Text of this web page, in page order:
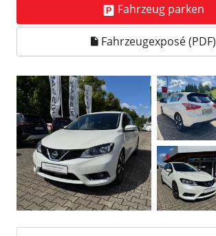
Fahrzeug parken
Fahrzeugexposé (PDF)